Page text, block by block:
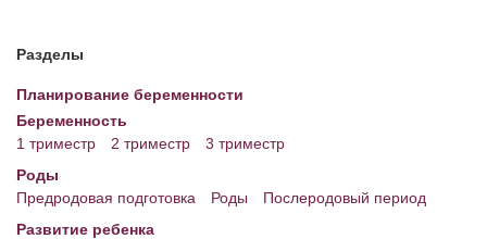
Разделы
Планирование беременности
Беременность
1 триместр
2 триместр
3 триместр
Роды
Предродовая подготовка
Роды
Послеродовый период
Развитие ребенка